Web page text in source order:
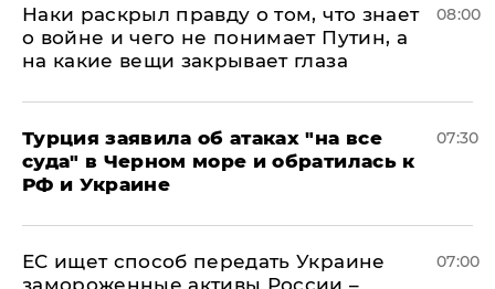
Наки раскрыл правду о том, что знает
о войне и чего не понимает Путин, а
на какие вещи закрывает глаза
08:00
Турция заявила об атаках "на все
суда" в Черном море и обратилась к
РФ и Украине
07:30
ЕС ищет способ передать Украине
замороженные активы России –
07:00